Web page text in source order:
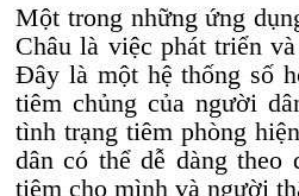
Một trong những ứng
Châu là việc phát triển
Đây là một hệ thống số
tiêm chủng của người
tình trạng tiêm phòng
dân có thể dễ dàng
tiêm cho mình và người